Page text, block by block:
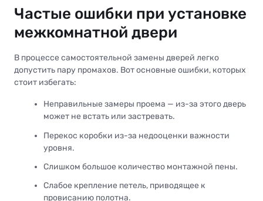
Частые ошибки при установке
межкомнатной двери
В процессе самостоятельной замены дверей легко
допустить пару промахов. Вот основные ошибки, которых
стоит избегать:
Неправильные замеры проема — из-за этого дверь
может не встать или застревать.
Перекос коробки из-за недооценки важности
уровня.
Слишком большое количество монтажной пены.
Слабое крепление петель, приводящее к
провисанию полотна.